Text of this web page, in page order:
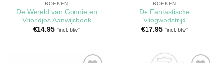
BOEKEN
De Wereld van Gonnie en
Vriendjes Aanwijsboek
€14.95 "incl. btw"
BOEKEN
De Fantastische
Vliegwedstrijd
€17.95 "incl. btw"